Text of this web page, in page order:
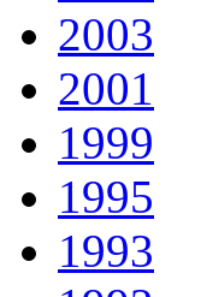
2003
2001
1999
1995
1993